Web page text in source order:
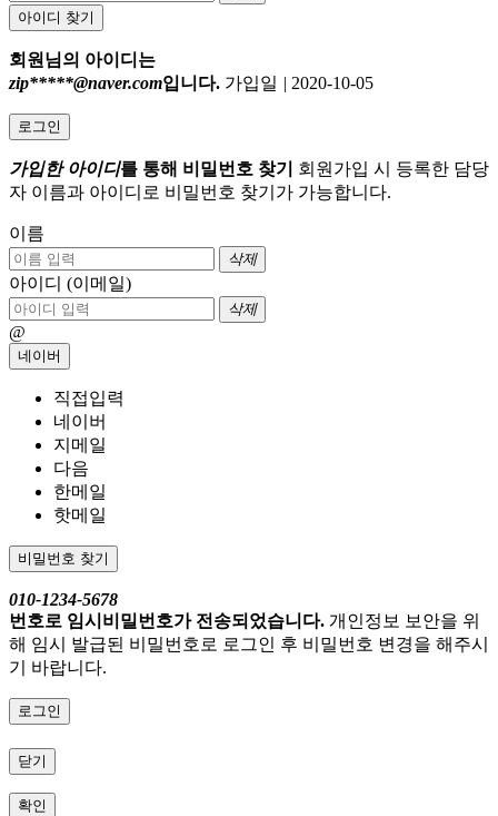
아이디 찾기
회원님의 아이디는
zip*****@naver.com입니다. 가입일 | 2020-10-05
로그인
가입한 아이디를 통해 비밀번호 찾기
회원가입 시 등록한 담당
자 이름과 아이디로 비밀번호 찾기가 가능합니다.
이름
삭제
아이디 (이메일)
삭제
@
네이버
직접입력
네이버
지메일
다음
한메일
핫메일
비밀번호 찾기
010-1234-5678
번호로 임시비밀번호가 전송되었습니다. 개인정보 보안을 위
해 임시 발급된 비밀번호로 로그인 후 비밀번호 변경을 해주시
기 바랍니다.
로그인
닫기
확인